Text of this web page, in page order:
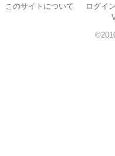
このサイトについて
ログイン